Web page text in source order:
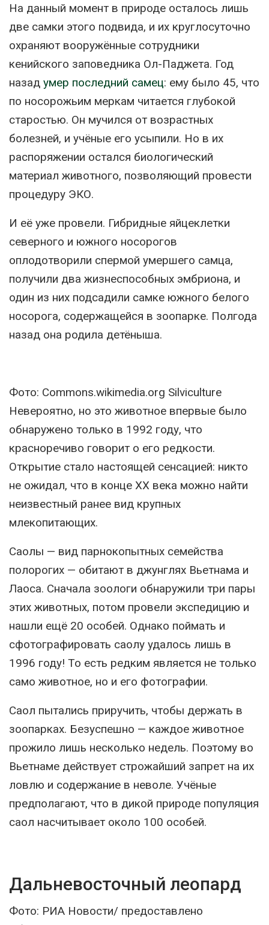
На данный момент в природе осталось лишь
две самки этого подвида, и их круглосуточно
охраняют вооружённые сотрудники
кенийского заповедника Ол-Паджета. Год
назад yмер последний самец: ему было 45, что
по носорожьим меркам читается глубокой
старостью. Он мучился от возрастных
болезней, и учёные его усыпили. Но в их
распоряжении остался биологический
материал животного, позволяющий провести
процедуру ЭКО.
И её уже провели. Гибридные яйцеклетки
северного и южного носорогов
оплодотворили спермой умершего самца,
получили два жизнеспособных эмбриона, и
один из них подсадили самке южного белого
носорога, содержащейся в зоопарке. Полгода
назад она родила детёныша.
Фото: Commons.wikimedia.org Silviculture
Невероятно, но это животное впервые было
обнаружено только в 1992 году, что
красноречиво говорит о его редкости.
Открытие стало настоящей сенсацией: никто
не ожидал, что в конце XX века можно найти
неизвестный ранее вид крупных
млекопитающих.
Саолы — вид парнокопытных семейства
полорогих — обитают в джунглях Вьетнама и
Лаоса. Сначала зоологи обнаружили три пары
этих животных, потом провели экспедицию и
нашли ещё 20 особей. Однако поймать и
сфотографировать саолу удалось лишь в
1996 году! То есть редким является не только
само животное, но и его фотографии.
Саол пытались приручить, чтобы держать в
зоопарках. Безуспешно — каждое животное
прожило лишь несколько недель. Поэтому во
Вьетнаме действует строжайший запрет на их
ловлю и содержание в неволе. Учёные
предполагают, что в дикой природе популяция
саол насчитывает около 100 особей.
Дальневосточный леопард
Фото: РИА Новости/ предоставлено